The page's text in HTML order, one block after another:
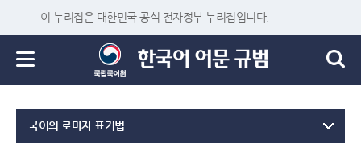
이 누리집은 대한민국 공식 전자정부 누리집입니다.
국어의 로마자 표기법